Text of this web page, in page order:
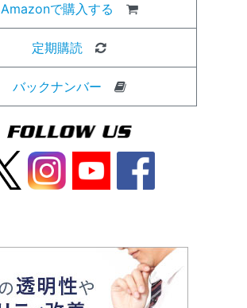
Amazonで購入する
定期購読
バックナンバー